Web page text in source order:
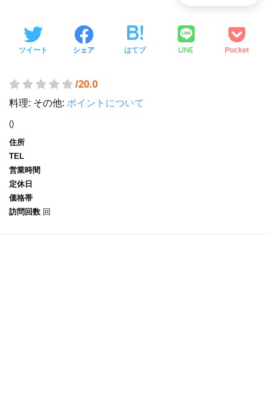
ツイート シェア はてブ LINE Pocket
/20.0
料理: その他: ポイントについて
()
住所
TEL
営業時間
定休日
価格帯
訪問回数 回